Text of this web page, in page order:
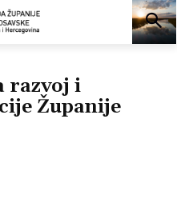
razvoj i
Županije